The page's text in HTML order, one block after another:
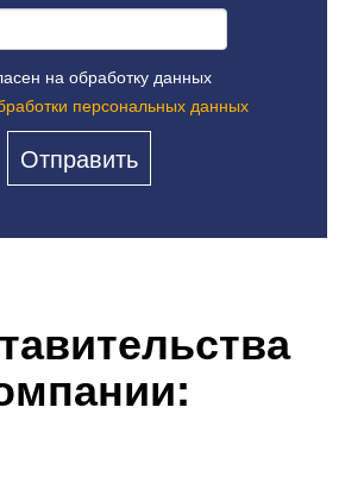
на обработку данных
персональных данных